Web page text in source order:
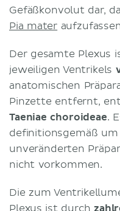
Gefäßkonvolut dar,
Pia mater
Der gesamte Plexus
jeweiligen Ventrikels
anatomischen
Pinzette entfernt,
Taeniae choroideae.
definitionsgemäß
unveränderten
nicht vorkommen.
Die zum
Plexus ist durch